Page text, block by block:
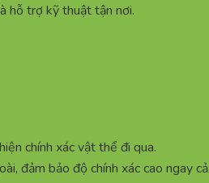
hỗ trợ kỹ thuật tận nơi.
chính xác vật thể đi qua.
đảm bảo độ chính xác cao ngay cả